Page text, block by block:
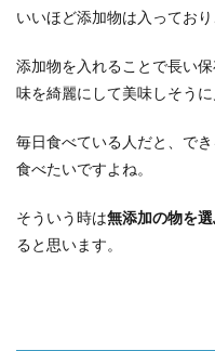
いいほど添加物は入ってお
添加物を入れることで長い
味を綺麗にして美味しそう
毎日食べている人だと、で
食べたいですよね。
そういう時は無添加の物を
ると思います。